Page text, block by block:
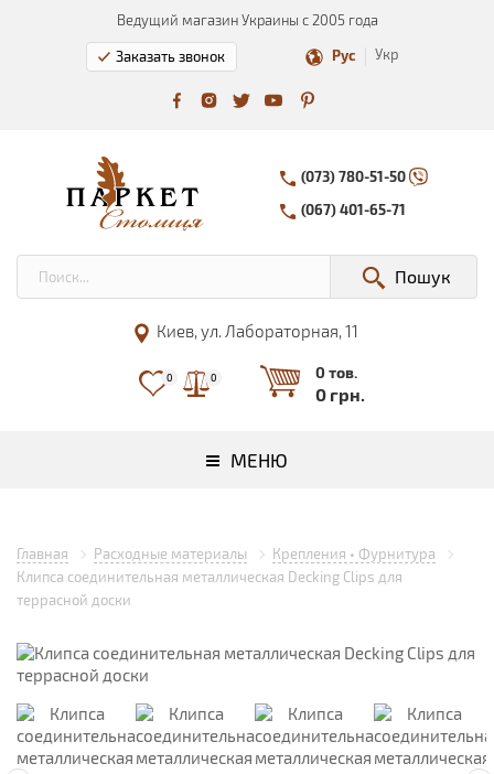
Ведущий магазин Украины с 2005 года
Рус Укр
Заказать звонок
(073) 780-51-50
(067) 401-65-71
Пошук
Киев, ул. Лабораторная, 11
0 0 0 тов.
0 грн.
МЕНЮ
Главная Расходные материалы
Крепления • Фурнитура
Клипса соединительная металлическая Decking Clips для
террасной доски